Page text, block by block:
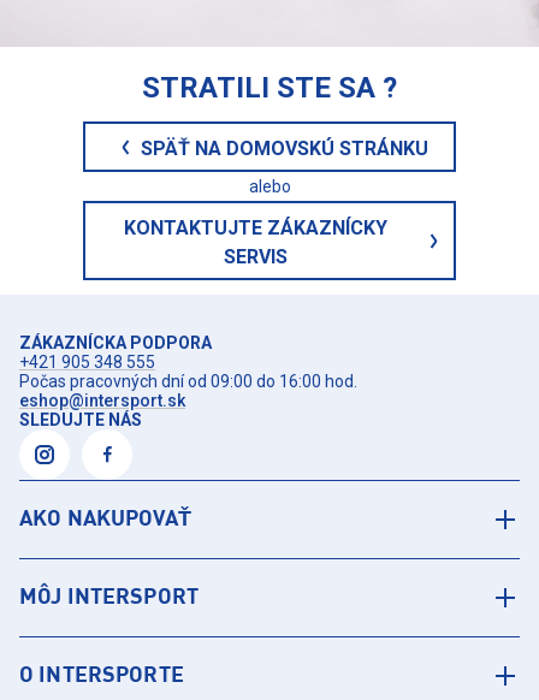
STRATILI STE SA ?
SPÄŤ NA DOMOVSKÚ STRÁNKU
alebo
KONTAKTUJTE ZÁKAZNÍCKY
SERVIS
ZÁKAZNÍCKA PODPORA
+421 905 348 555
Počas pracovných dní od 09:00 do 16:00 hod.
eshop@intersport.sk
SLEDUJTE NÁS
AKO NAKUPOVAŤ
MÔJ INTERSPORT
O INTERSPORTE